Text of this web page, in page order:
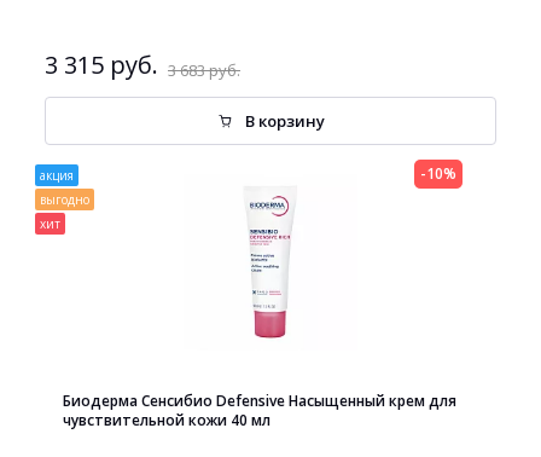
3 315 руб. 3 683 руб.
В корзину
акция
выгодно
хит
Биодерма Сенсибио Defensive Насыщенный крем для
чувствительной кожи 40 мл
-10%